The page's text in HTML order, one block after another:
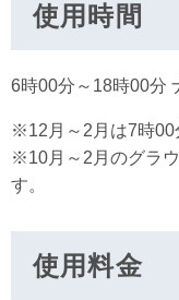
使用時間
6時00分～18時00分
※12月～2月は7時00
※10月～2月のグラ
す。
使用料金